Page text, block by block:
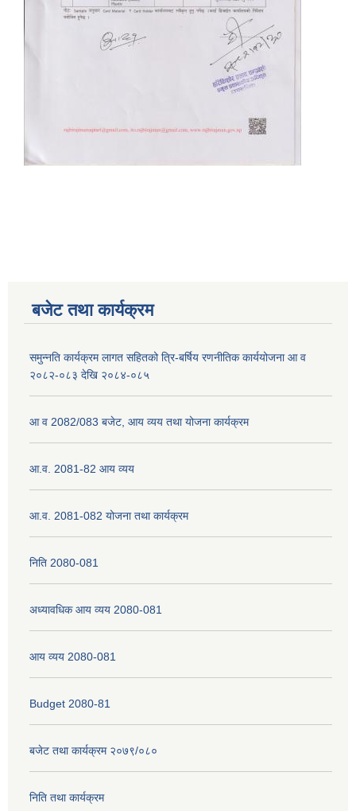
बजेट तथा कार्यक्रम
समुन्नति कार्यक्रम लागत सहितको त्रि-बर्षिय रणनीतिक कार्ययोजना आ व
२०८२-०८३ देखि २०८४-०८५
आ व 2082/083 बजेट, आय व्यय तथा योजना कार्यक्रम
आ.व. 2081-82 आय व्यय
आ.व. 2081-082 योजना तथा कार्यक्रम
निति 2080-081
अध्यावधिक आय व्यय 2080-081
आय व्यय 2080-081
Budget 2080-81
बजेट तथा कार्यक्रम २०७९/०८०
निति तथा कार्यक्रम